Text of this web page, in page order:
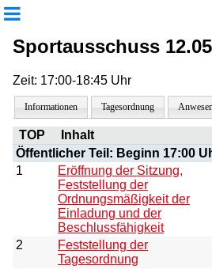
Sportausschuss
Zeit: 17:00-18:45 Uhr
Informationen Tagesordnung
TOP Inhalt
Öffentlicher Teil: Beginn 17:00
1
Eröffnung der Sitzung,
Feststellung der
Ordnungsmäßigkeit der
Einladung und der
Beschlussfähigkeit
2
Feststellung der
Tagesordnung